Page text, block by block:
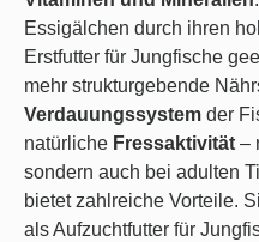
Essigälchen durch ihren
Erstfutter für Jungfische
mehr strukturgebende
Verdauungssystem der
natürliche Fressaktivität –
sondern auch bei adulten
bietet zahlreiche Vorteile.
als Aufzuchtfutter für